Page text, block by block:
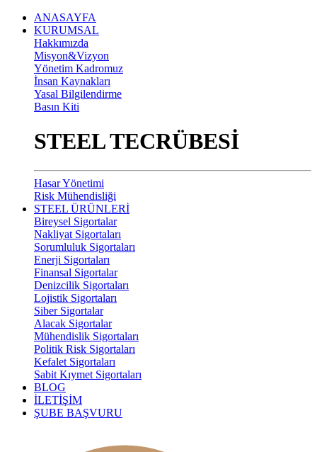
ANASAYFA
KURUMSAL
Hakkımızda
Misyon&Vizyon
Yönetim Kadromuz
İnsan Kaynakları
Yasal Bilgilendirme
Basın Kiti
STEEL TECRÜBESİ
Hasar Yönetimi
Risk Mühendisliği
STEEL ÜRÜNLERİ
Bireysel Sigortalar
Nakliyat Sigortaları
Sorumluluk Sigortaları
Enerji Sigortaları
Finansal Sigortalar
Denizcilik Sigortaları
Lojistik Sigortaları
Siber Sigortalar
Alacak Sigortalar
Mühendislik Sigortaları
Politik Risk Sigortaları
Kefalet Sigortaları
Sabit Kıymet Sigortaları
BLOG
İLETİŞİM
ŞUBE BAŞVURU